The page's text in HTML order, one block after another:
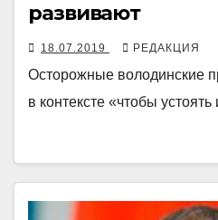
развивают
18.07.2019 РЕДАКЦИЯ
Осторожные володинские
в контексте «чтобы устоять